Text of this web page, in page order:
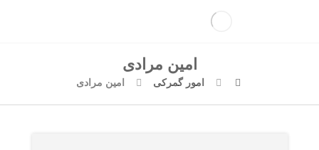
امین مرادی
امور گمرکی امین مرادی